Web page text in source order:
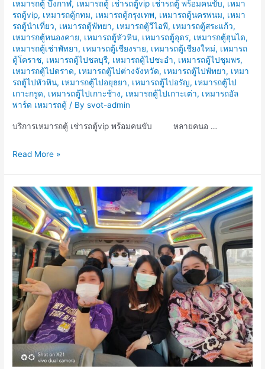
เหมารถตู้ บึงกาฬ, เหมารถตู้ เช่ารถตู้vip เช่ารถตู้ พร้อมคนขับ, เหมา
รถตู้vip, เหมารถตู้กทม, เหมารถตู้กรุงเทพ, เหมารถตู้นครพนม, เหมา
รถตู้นำเที่ยว, เหมารถตู้พัทยา, เหมารถตู้วีไอพี, เหมารถตู้สระแก้ว,
เหมารถตู้หนองคาย, เหมารถตู้หัวหิน, เหมารถตู้อุดร, เหมารถตู้ฮุนได,
เหมารถตู้เช่าพัทยา, เหมารถตู้เชียงราย, เหมารถตู้เชียงใหม่, เหมารถ
ตู้โคราช, เหมารถตู้ไปชลบุรี, เหมารถตู้ไปชะอำ, เหมารถตู้ไปชุมพร,
เหมารถตู้ไปตราด, เหมารถตู้ไปต่างจังหวัด, เหมารถตู้ไปพัทยา, เหมา
รถตู้ไปหัวหิน, เหมารถตู้ไปอยุธยา, เหมารถตู้ไปอรัญ, เหมารถตู้ไป
เกาะกรูด, เหมารถตู้ไปเกาะช้าง, เหมารถตู้ไปเกาะเต่า, เหมารถอัล
พาร์ด เหมารถตู้ / Bysvot-admin
บริการเหมารถตู้ เช่ารถตู้vip พร้อมคนขับ หลายคนอ …
บริการ
ตู้
เช่า
รถ
ตู้vip
พร้อม
คน
ขับ
Read More »